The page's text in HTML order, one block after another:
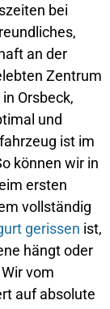
bei
an der
Zentrum
Orsbeck,
und
ist im
können wir in
ersten
vollständig
gerissen ist,
hängt oder
Wir vom
auf absolute